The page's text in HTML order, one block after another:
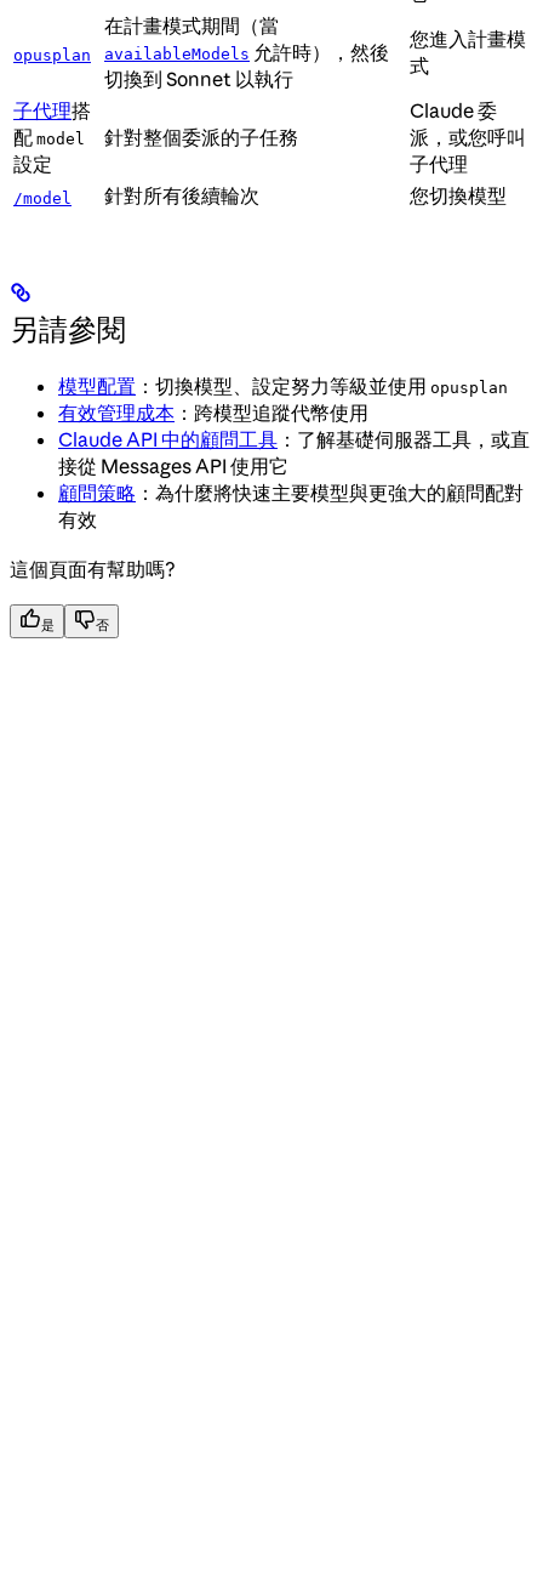
opusplan
在計畫模式期間（當
availableModels 允許時），然後
切換到 Sonnet 以執行
您進入計畫模
式
子代理搭
配 model
設定
針對整個委派的子任務
Claude 委
派，或您呼叫
子代理
/model 針對所有後續輪次 您切換模型
另請參閱
模型配置 ：切換模型、設定努力等級並使用 opusplan
有效管理成本 ：跨模型追蹤代幣使用
Claude API 中的顧問工具 ：了解基礎伺服器工具，或直
接從 Messages API 使用它
顧問策略 ：為什麼將快速主要模型與更強大的顧問配對
有效
這個頁面有幫助嗎?
是 否